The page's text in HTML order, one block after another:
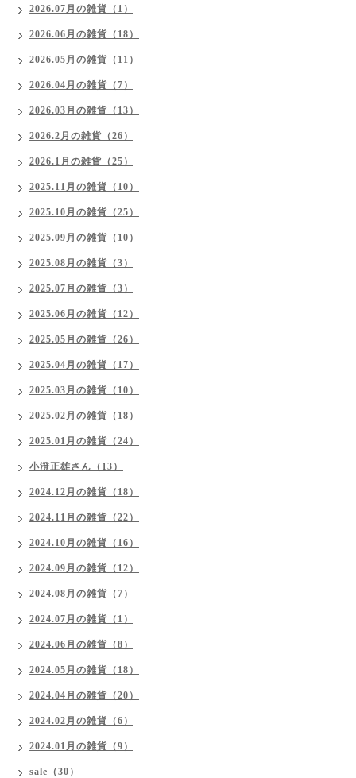
2026.07月の雑貨（1）
2026.06月の雑貨（18）
2026.05月の雑貨（11）
2026.04月の雑貨（7）
2026.03月の雑貨（13）
2026.2月の雑貨（26）
2026.1月の雑貨（25）
2025.11月の雑貨（10）
2025.10月の雑貨（25）
2025.09月の雑貨（10）
2025.08月の雑貨（3）
2025.07月の雑貨（3）
2025.06月の雑貨（12）
2025.05月の雑貨（26）
2025.04月の雑貨（17）
2025.03月の雑貨（10）
2025.02月の雑貨（18）
2025.01月の雑貨（24）
小澄正雄さん（13）
2024.12月の雑貨（18）
2024.11月の雑貨（22）
2024.10月の雑貨（16）
2024.09月の雑貨（12）
2024.08月の雑貨（7）
2024.07月の雑貨（1）
2024.06月の雑貨（8）
2024.05月の雑貨（18）
2024.04月の雑貨（20）
2024.02月の雑貨（6）
2024.01月の雑貨（9）
sale（30）